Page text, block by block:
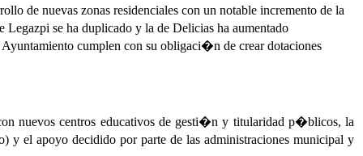
de nuevas zonas residenciales con un notable incremento de la
se ha duplicado y la de Delicias ha aumentado
cumplen con su obligaci�n de crear dotaciones
nuevos centros educativos de gesti�n y titularidad p�blicos, la
el apoyo decidido por parte de las administraciones municipal y